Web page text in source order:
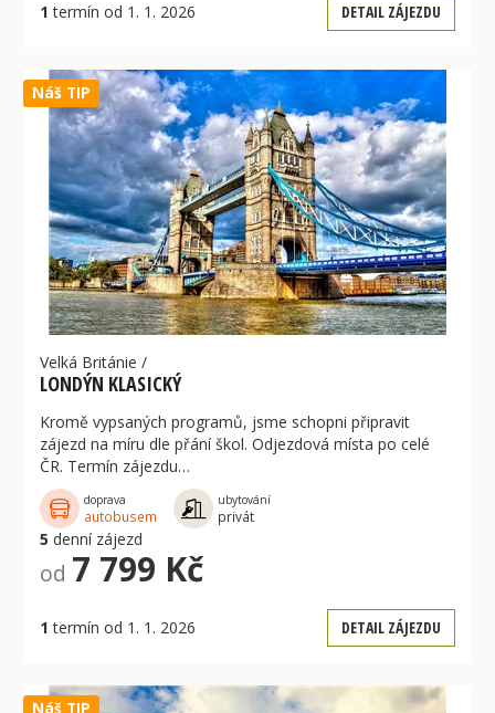
1 termín od 1. 1. 2026 DETAIL ZÁJEZDU
Náš TIP
Velká Británie /
LONDÝN KLASICKÝ
Kromě vypsaných programů, jsme schopni připravit
zájezd na míru dle přání škol. Odjezdová místa po celé
ČR. Termín zájezdu…
doprava
autobusem
ubytování
privát
5 denní zájezd
od 7 799 Kč
1 termín od 1. 1. 2026 DETAIL ZÁJEZDU
Náš TIP